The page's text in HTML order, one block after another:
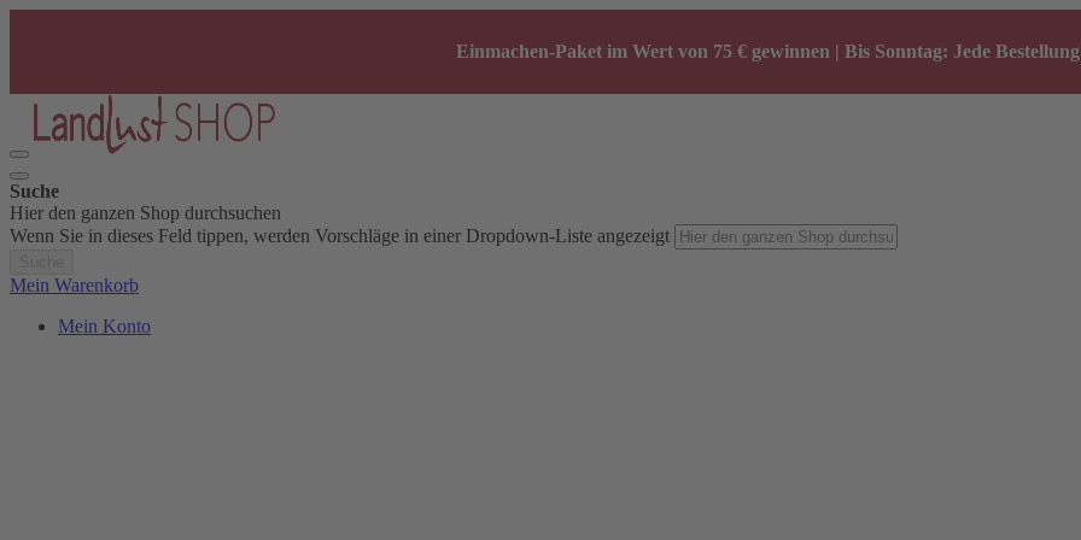
Einmachen-Paket im Wert von 75 € gewinnen | Bis Sonntag: Jede
Suche
Hier den ganzen Shop durchsuchen
Wenn Sie in dieses Feld tippen, werden Vorschläge in einer Dropdown-Liste angezeigt
Mein Warenkorb
Mein Konto